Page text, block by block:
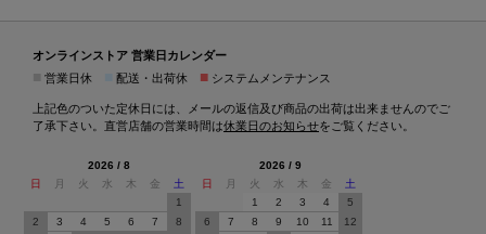
オンラインストア 営業日カレンダー
営業日休 配送・出荷休 ■ システムメンテナンス
上記色のついた定休日には、メールの返信及び商品の出荷は出来ませんのでご
了承下さい。直営店舗の営業時間は休業日のお知らせをご覧ください。
2026 / 8
日
月 火 水 木 金
土
1
2
3 4 5 6 7
8
2026 / 9
日
月 火 水 木 金
土
1
2 3 4
5
6
7 8 9 10 11
12